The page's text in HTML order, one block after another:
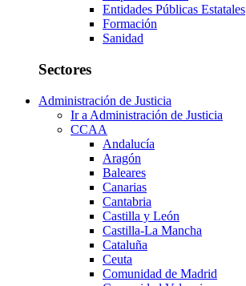
Entidades Públicas Estatales
Formación
Sanidad
Sectores
Administración de Justicia
Ir a Administración de Justicia
CCAA
Andalucía
Aragón
Baleares
Canarias
Cantabria
Castilla y León
Castilla-La Mancha
Cataluña
Ceuta
Comunidad de Madrid